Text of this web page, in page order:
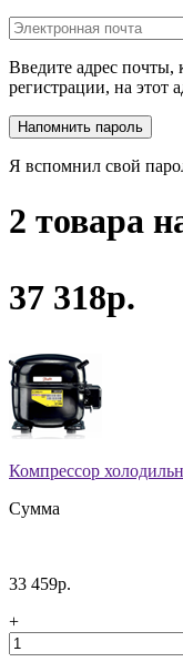
Введите адрес
регистрации, на этот
Я вспомнил свой
2 товара
37 318р.
Компрессор
Сумма
33 459р.
+